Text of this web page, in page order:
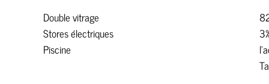
Double vitrage
Stores électriques
Piscine